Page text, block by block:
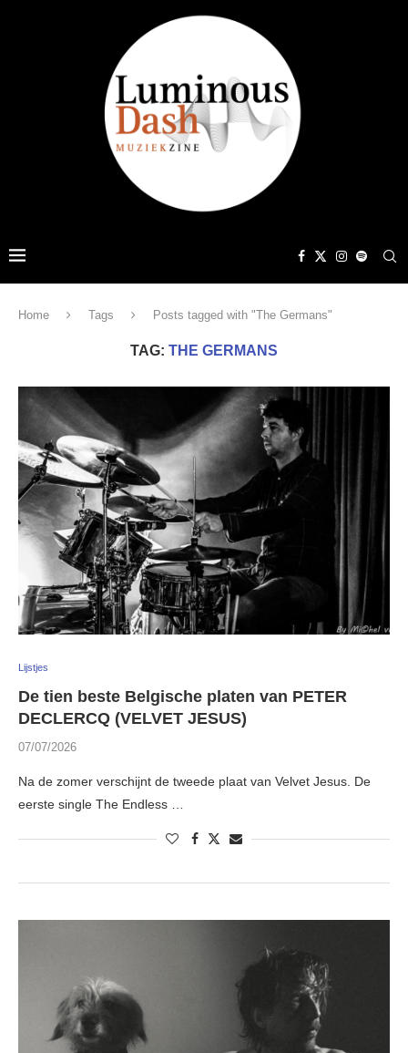
Home Tags Posts tagged with "The Germans"
TAG: THE GERMANS
Lijstjes
De tien beste Belgische platen van PETER
DECLERCQ (VELVET JESUS)
07/07/2026
Na de zomer verschijnt de tweede plaat van Velvet Jesus. De
eerste single The Endless …